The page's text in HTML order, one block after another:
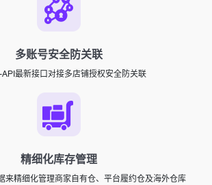
多账号安全防关联
最新接口对接多店铺授权安全防关联
精细化库存管理
来精细化管理商家自有仓、平台履约仓及海外仓库